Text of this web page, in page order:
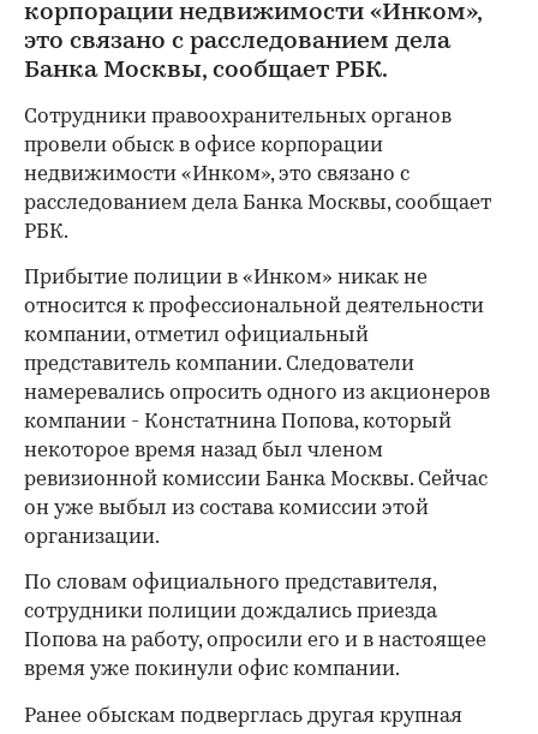
корпорации недвижимости «Инком»,
это связано с расследованием дела
Банка Москвы, сообщает РБК.
Сотрудники правоохранительных органов
провели обыск в офисе корпорации
недвижимости «Инком», это связано с
расследованием дела Банка Москвы, сообщает
РБК.
Прибытие полиции в «Инком» никак не
относится к профессиональной деятельности
компании, отметил официальный
представитель компании. Следователи
намеревались опросить одного из акционеров
компании - Констатнина Попова, который
некоторое время назад был членом
ревизионной комиссии Банка Москвы. Сейчас
он уже выбыл из состава комиссии этой
организации.
По словам официального представителя,
сотрудники полиции дождались приезда
Попова на работу, опросили его и в настоящее
время уже покинули офис компании.
Ранее обыскам подверглась другая крупная